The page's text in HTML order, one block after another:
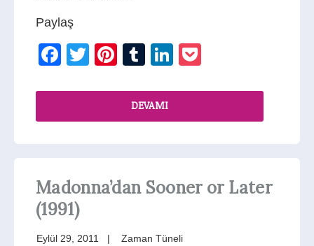
Paylaş
Facebook
TwitterPinterest
TumblrLinkedIn
DEVAMI
Madonna’dan Sooner or Later
(1991)
Eylül 29, 2011 Zaman Tüneli